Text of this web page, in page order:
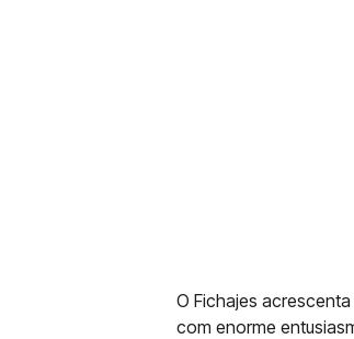
O Fichajes
com enorme